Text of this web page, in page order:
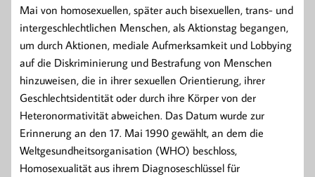
Mai von homosexuellen, später auch bisexuellen, trans- und
intergeschlechtlichen Menschen, als Aktionstag begangen,
um durch Aktionen, mediale Aufmerksamkeit und Lobbying
auf die Diskriminierung und Bestrafung von Menschen
hinzuweisen, die in ihrer sexuellen Orientierung, ihrer
Geschlechtsidentität oder durch ihre Körper von der
Heteronormativität abweichen. Das Datum wurde zur
Erinnerung an den 17. Mai 1990 gewählt, an dem die
Weltgesundheitsorganisation (WHO) beschloss,
Homosexualität aus ihrem Diagnoseschlüssel für